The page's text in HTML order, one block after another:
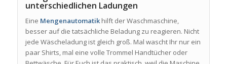
unterschiedlichen Ladungen
Eine Mengenautomatikhilft der Waschmaschine,
besser auf die tatsächliche Beladung zu reagieren. Nicht
jede Wäscheladung ist gleich groß. Mal wascht Ihr nur ein
paar Shirts, mal eine volle Trommel Handtücher oder